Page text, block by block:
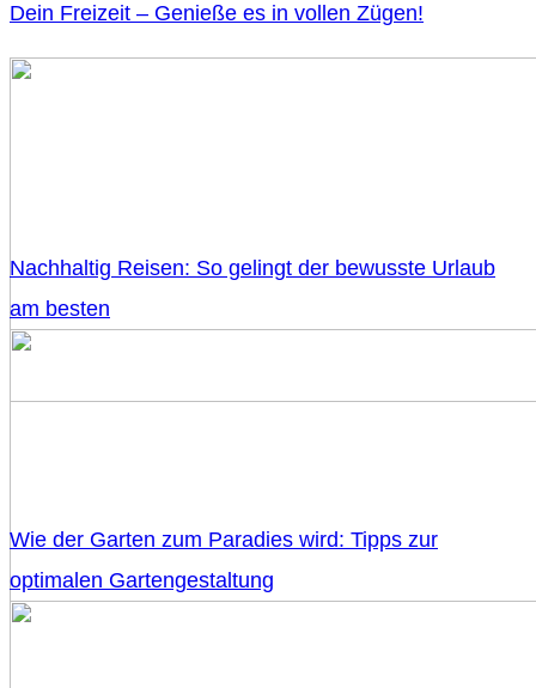
Dein Freizeit – Genieße es in vollen Zügen!
Nachhaltig Reisen: So gelingt der bewusste Urlaub
am besten
Wie der Garten zum Paradies wird: Tipps zur
optimalen Gartengestaltung